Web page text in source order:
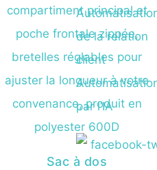
de la relation
client
par l’IA
Sac à dos